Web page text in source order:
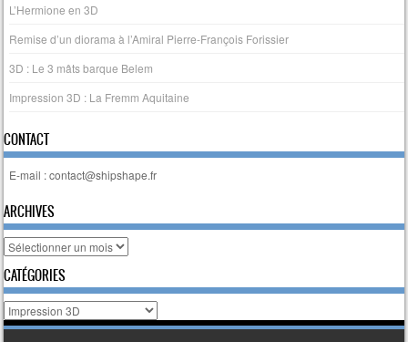
L’Hermione en 3D
Remise d’un diorama à l’Amiral Pierre-François Forissier
3D : Le 3 mâts barque Belem
Impression 3D : La Fremm Aquitaine
CONTACT
E-mail : contact@shipshape.fr
ARCHIVES
Archives
CATÉGORIES
Catégories